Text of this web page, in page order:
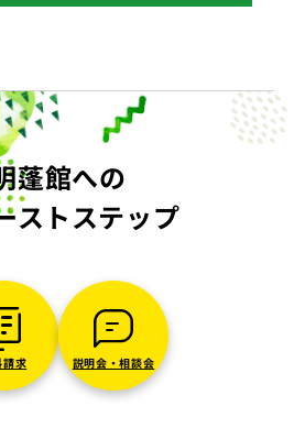
蓬館への
ストステップ
請求 説明会・相談会